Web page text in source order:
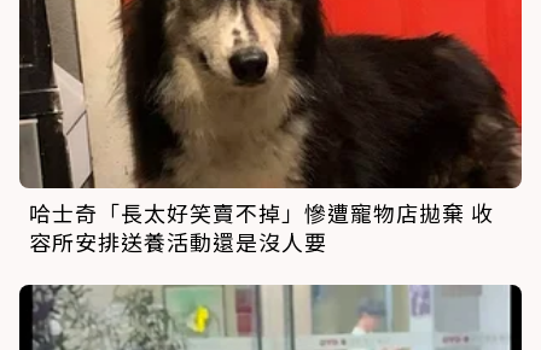
哈士奇「長太好笑賣不掉」慘遭寵物店拋棄 收
容所安排送養活動還是沒人要